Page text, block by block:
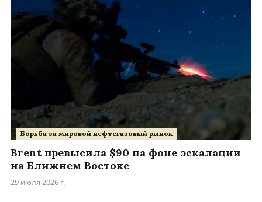
Борьба за мировой нефтегазовый рынок
Brent превысила $90 на фоне эскалации
на Ближнем Востоке
29 июля 2026 г.